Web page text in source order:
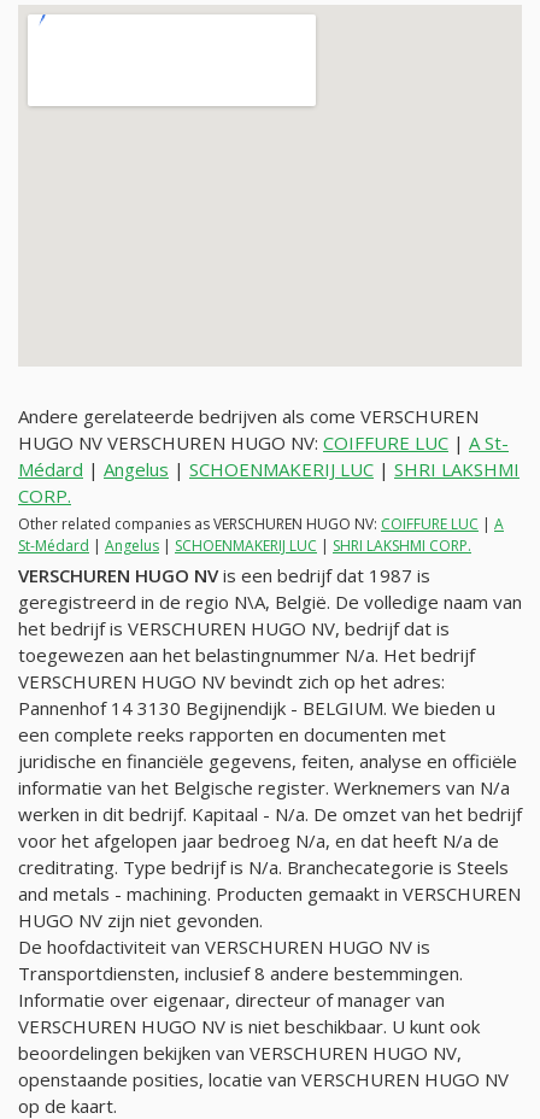
Andere gerelateerde bedrijven als come VERSCHUREN
HUGO NV VERSCHUREN HUGO NV: COIFFURE LUC | A St-
Médard | Angelus | SCHOENMAKERIJ LUC | SHRI LAKSHMI
CORP.
Other related companies as VERSCHUREN HUGO NV: COIFFURE LUC | A
St-Médard | Angelus | SCHOENMAKERIJ LUC | SHRI LAKSHMI CORP.
VERSCHUREN HUGO NVis een bedrijf dat 1987 is
geregistreerd in de regio N\A, België. De volledige naam van
het bedrijf is VERSCHUREN HUGO NV, bedrijf dat is
toegewezen aan het belastingnummer N/a. Het bedrijf
VERSCHUREN HUGO NV bevindt zich op het adres:
Pannenhof 14 3130 Begijnendijk - BELGIUM. We bieden u
een complete reeks rapporten en documenten met
juridische en financiële gegevens, feiten, analyse en officiële
informatie van het Belgische register. Werknemers van N/a
werken in dit bedrijf. Kapitaal - N/a. De omzet van het bedrijf
voor het afgelopen jaar bedroeg N/a, en dat heeft N/a de
creditrating. Type bedrijf is N/a. Branchecategorie is Steels
and metals - machining. Producten gemaakt in VERSCHUREN
HUGO NV zijn niet gevonden.
De hoofdactiviteit van VERSCHUREN HUGO NV is
Transportdiensten, inclusief 8 andere bestemmingen.
Informatie over eigenaar, directeur of manager van
VERSCHUREN HUGO NV is niet beschikbaar. U kunt ook
beoordelingen bekijken van VERSCHUREN HUGO NV,
openstaande posities, locatie van VERSCHUREN HUGO NV
op de kaart.